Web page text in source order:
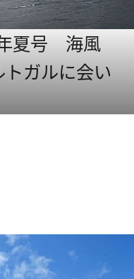
夏号 海風
トガルに会い